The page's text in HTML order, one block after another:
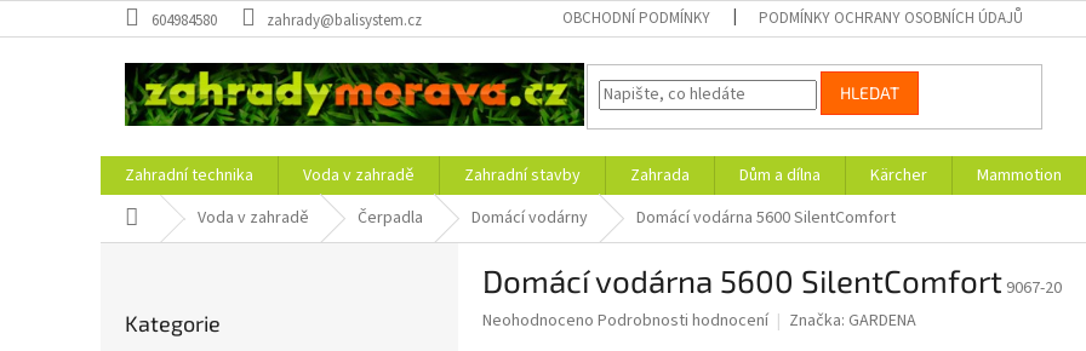
na
604984580 zahrady@balisystem.cz OBCHODNÍ PODMÍNKY PODMÍNKY OCHRANY OSOBNÍCH ÚDAJŮ
HLEDAT
Zahradní technika Voda v zahradě Zahradní stavby Zahrada Dům a dílna Kärcher Mammotion
Domů Voda v zahradě Čerpadla Domácí vodárny Domácí vodárna 5600 SilentComfort
kategorie
Kategorie
Domácí vodárna 5600 SilentComfort 9067-20
Průměrné
Neohodnoceno Podrobnosti hodnocení Značka: GARDENA